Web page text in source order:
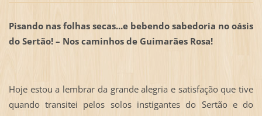
Pisando nas folhas secas...e bebendo sabedoria no oásis
do Sertão! – Nos caminhos de Guimarães Rosa!
Hoje estou a lembrar da grande alegria e satisfação que tive
quando transitei pelos solos instigantes do Sertão e do